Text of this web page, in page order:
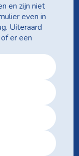
en zijn niet
even in
Uiteraard
er een